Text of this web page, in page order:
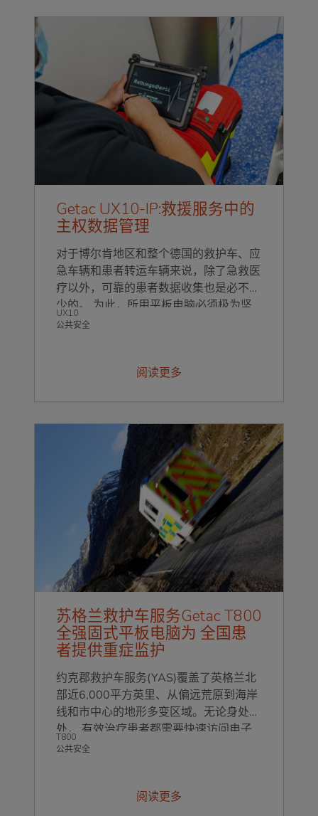
Getac UX10-IP:救援服务中的
主权数据管理
对于博尔肯地区和整个德国的救护车、应
急车辆和患者转运车辆来说，除了急救医
疗以外，可靠的患者数据收集也是必不可
少的。 为此，所用平板电脑必须极为坚
固:不仅要承受现场的恶劣条件，还要保
UX10
公共安全
阅读更多
苏格兰救护车服务Getac T800
全强固式平板电脑为 全国患
者提供重症监护
约克郡救护车服务(YAS)覆盖了英格兰北
部近6,000平方英里、从偏远荒原到海岸
线和市中心的地形多变区域。无论身处何
处， 有效治疗患者都需要快速访问电子
患者记录(EPR)，因此前线员工需要在任
T800
公共安全
阅读更多